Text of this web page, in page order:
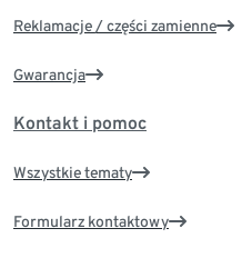
Reklamacje / części zamienne
Gwarancja
Kontakt i pomoc
Wszystkie tematy
Formularz kontaktowy